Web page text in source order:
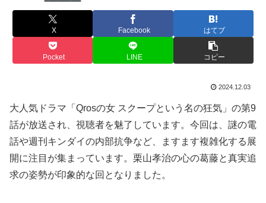
X Facebook はてブ
Pocket LINE コピー
2024.12.03
大人気ドラマ「Qrosの女 スクープという名の狂気」の第9
話が放送され、視聴者を魅了しています。今回は、謎の電
話や週刊キンダイの内部抗争など、ますます複雑化する展
開に注目が集まっています。栗山孝治の心の葛藤と真実追
求の姿勢が印象的な回となりました。